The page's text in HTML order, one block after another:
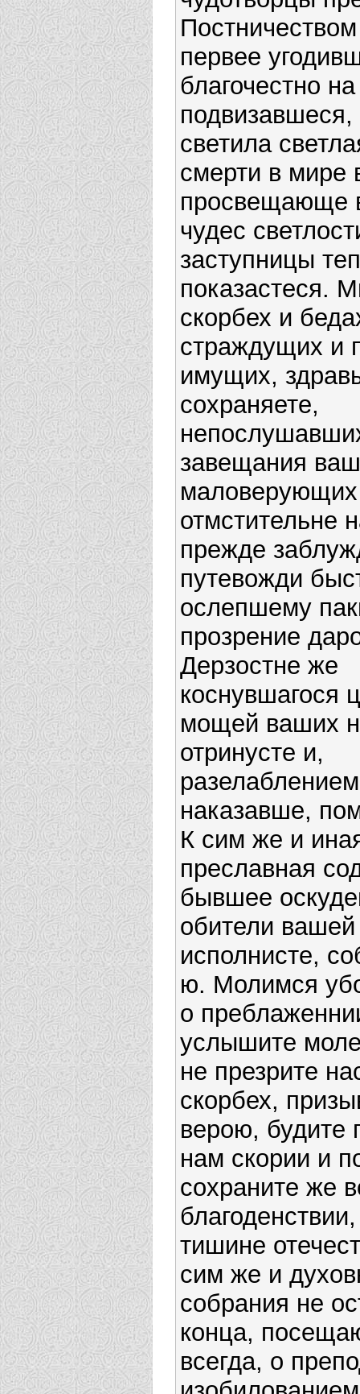
первее
благочестно
подвизавшеся,
светила
смерти в мире
просвещающе
чудес
заступницы
показастеся.
скорбех и
страждущих и
имущих,
сохраняете,
завещания
маловерующих
отмстительне
прежде
путевожди
ослепшему
прозрение
Дерзостне же
коснувшагося
мощей ваших
отринусте и,
разелаблением
наказавше,
К сим же и
преславная
бывшее
обители вашей
исполнисте,
ю. Молимся
о
услышите
не презрите
скорбех,
верою,
нам скории и
сохраните же
тишине
сим же и
собрания не
конца,
всегда, о